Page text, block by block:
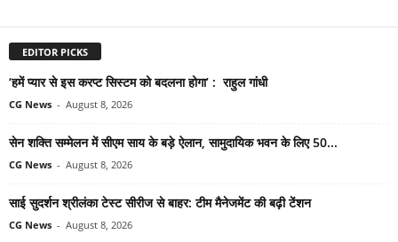
EDITOR PICKS
‘हमें प्यार से इस करप्ट सिस्टम को बदलना होगा’ : राहुल गांधी
CG News - August 8, 2026
सेन शक्ति सम्मेलन में सीएम साय के बड़े ऐलान, सामुदायिक भवन के लिए 50...
CG News - August 8, 2026
साई सुदर्शन श्रीलंका टेस्ट सीरीज से बाहर: टीम मैनेजमेंट की बढ़ी टेंशन
CG News - August 8, 2026